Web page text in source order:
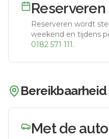
Reserveren
Reserveren wordt
weekend en tijdens
0182 571 111.
Met de auto